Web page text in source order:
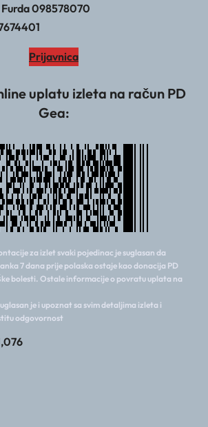
098578070
Prijavnica
uplatu izleta na račun PD
Gea:
za izlet svaki pojedinac je suglasan da
7 dana prije polaska ostaje kao donacija PD
bolesti. Ostale informacije o povratu uplata na
je i upoznat sa svim detaljima izleta i
odgovornost